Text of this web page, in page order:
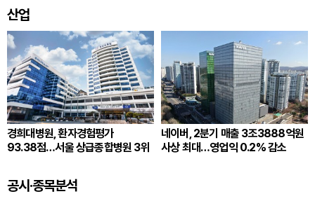
산업
경희대병원, 환자경험평가
93.38점…서울 상급종합병원 3위
네이버, 2분기 매출 3조3888억원
사상 최대…영업익 0.2% 감소
공시·종목분석